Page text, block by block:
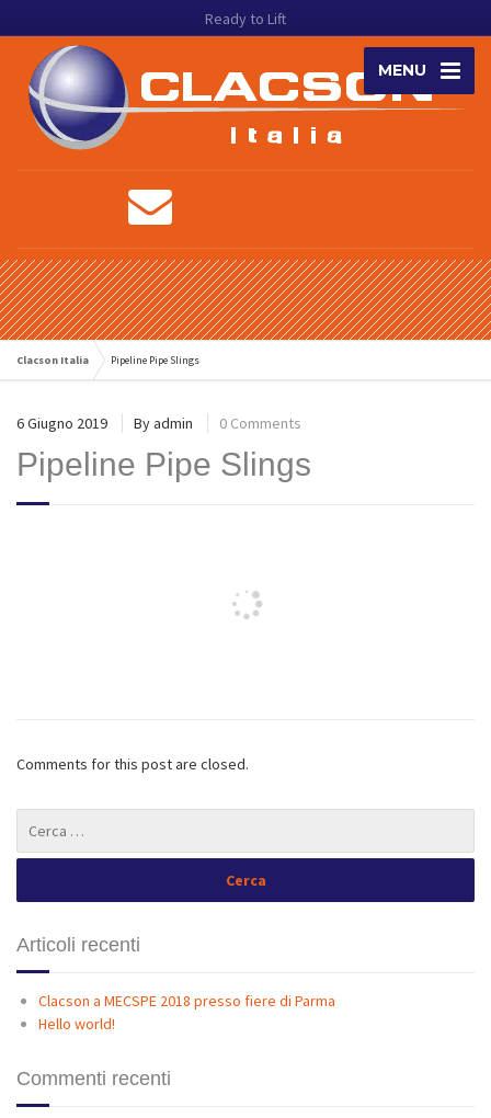
Ready to Lift
MENU
Clacson Italia Pipeline Pipe Slings
6 Giugno 2019 Byadmin 0 Comments
Pipeline Pipe Slings
Comments for this post are closed.
Articoli recenti
Clacson a MECSPE 2018 presso fiere di Parma
Hello world!
Commenti recenti